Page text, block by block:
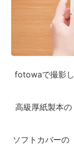
fotowaで撮影
高級厚紙製本
ソフトカバーの